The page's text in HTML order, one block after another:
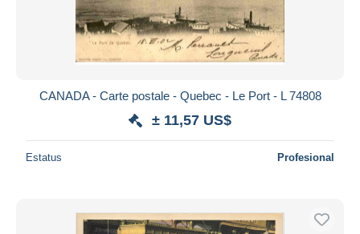
CANADA - Carte postale - Quebec - Le Port - L 74808
± 11,57 US$
Estatus Profesional